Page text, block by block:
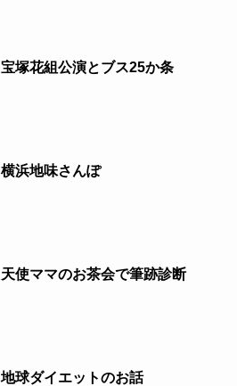
宝塚花組公演とブス25か条
横浜地味さんぽ
天使ママのお茶会で筆跡診断
地球ダイエットのお話